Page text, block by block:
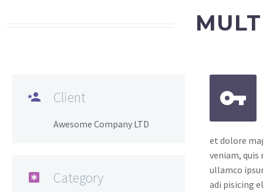
 Client
Awesome Company LTD
 Category


et dolore
veniam,
ullamco
adi pisicing